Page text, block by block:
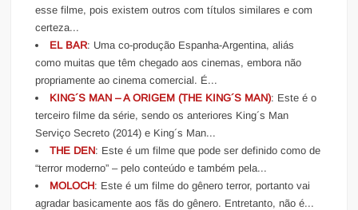
esse filme, pois existem outros com títulos similares e com
certeza...
EL BAR: Uma co-produção Espanha-Argentina, aliás
como muitas que têm chegado aos cinemas, embora não
propriamente ao cinema comercial. É...
KING´S MAN – A ORIGEM (THE KING´S MAN): Este é o
terceiro filme da série, sendo os anteriores King´s Man
Serviço Secreto (2014) e King´s Man...
THE DEN: Este é um filme que pode ser definido como de
“terror moderno” – pelo conteúdo e também pela...
MOLOCH: Este é um filme do gênero terror, portanto vai
agradar basicamente aos fãs do gênero. Entretanto, não é...